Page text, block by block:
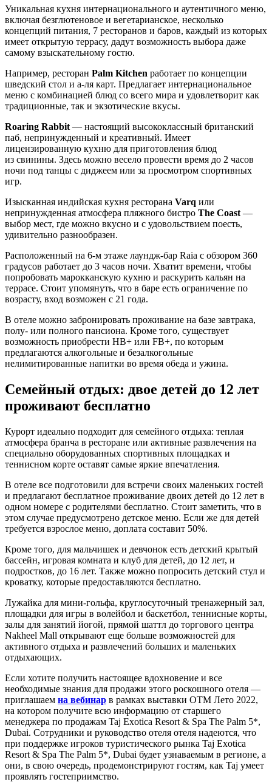
Уникальная кухня интернационального и аутентичного меню,
включая безглютеновое и вегетарианское, несколько
концепций питания, 7 ресторанов и баров, каждый из которых
имеет открытую террасу, дадут возможность выбора даже
самому взыскательному гостю.
Например, ресторан Palm Kitchen работает по концепции
шведский стол и а-ля карт. Предлагает интернациональное
меню с комбинацией блюд со всего мира и удовлетворит как
традиционные, так и экзотические вкусы.
Roaring Rabbit — настоящий высококлассный британский
паб, непринужденный и креативный. Имеет
лицензированную кухню для приготовления блюд
из свинины. Здесь можно весело провести время до 2 часов
ночи под танцы с диджеем или за просмотром спортивных
игр.
Изысканная индийская кухня ресторана Varq или
непринужденная атмосфера пляжного бистро The Coast —
выбор мест, где можно вкусно и с удовольствием поесть,
удивительно разнообразен.
Расположенный на 6-м этаже лаундж-бар Raia с обзором 360
градусов работает до 3 часов ночи. Хватит времени, чтобы
попробовать марокканскую кухню и раскурить кальян на
террасе. Стоит упомянуть, что в баре есть ограничение по
возрасту, вход возможен с 21 года.
В отеле можно забронировать проживание на базе завтрака,
полу- или полного пансиона. Кроме того, существует
возможность приобрести HB+ или FB+, по которым
предлагаются алкогольные и безалкогольные
нелимитированные напитки во время обеда и ужина.
Семейный отдых: двое детей до 12 лет
проживают бесплатно
Курорт идеально подходит для семейного отдыха: теплая
атмосфера бранча в ресторане или активные развлечения на
специально оборудованных спортивных площадках и
теннисном корте оставят самые яркие впечатления.
В отеле все подготовили для встречи своих маленьких гостей
и предлагают бесплатное проживание двоих детей до 12 лет в
одном номере с родителями бесплатно. Стоит заметить, что в
этом случае предусмотрено детское меню. Если же для детей
требуется взрослое меню, доплата составит 50%.
Кроме того, для мальчишек и девчонок есть детский крытый
бассейн, игровая комната и клуб для детей, до 12 лет, и
подростков, до 16 лет. Также можно попросить детский стул и
кроватку, которые предоставляются бесплатно.
Лужайка для мини-гольфа, круглосуточный тренажерный зал,
площадки для игры в волейбол и баскетбол, теннисные корты,
залы для занятий йогой, прямой шаттл до торгового центра
Nakheel Mall открывают еще больше возможностей для
активного отдыха и развлечений больших и маленьких
отдыхающих.
Если хотите получить настоящее вдохновение и все
необходимые знания для продажи этого роскошного отеля —
приглашаем на вебинар в рамках выставки ОТМ Лето 2022,
на котором получите всю информацию от старшего
менеджера по продажам Taj Exotica Resort & Spa The Palm 5*,
Dubai. Сотрудники и руководство отеля отеля надеются, что
при поддержке игроков туристического рынка Taj Exotica
Resort & Spa The Palm 5*, Dubai будет узнаваемым в регионе, а
они, в свою очередь, продемонстрируют гостям, как Taj умеет
проявлять гостеприимство.